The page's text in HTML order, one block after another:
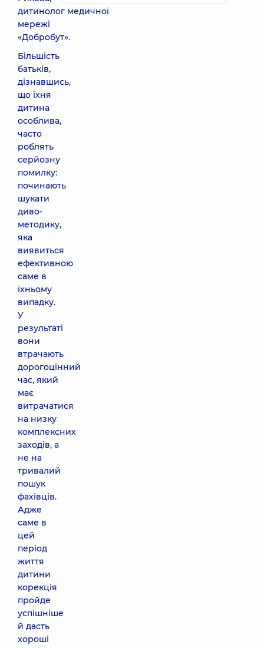
дитинолог медичної
мережі
«Добробут».
Більшість
батьків,
дізнавшись,
що їхня
дитина
особлива,
часто
роблять
серйозну
помилку:
починають
шукати
диво-
методику,
яка
виявиться
ефективною
саме в
їхньому
випадку.
У
результаті
вони
втрачають
дорогоцінний
час, який
має
витрачатися
на низку
комплексних
заходів, а
не на
тривалий
пошук
фахівців.
Адже
саме в
цей
період
життя
дитини
корекція
пройде
успішніше
й дасть
хороші